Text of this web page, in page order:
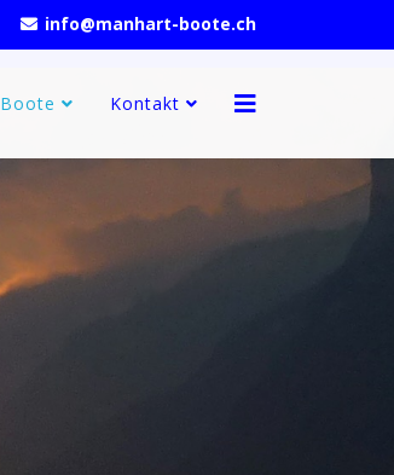
info@manhart-boote.ch
Boote Kontakt